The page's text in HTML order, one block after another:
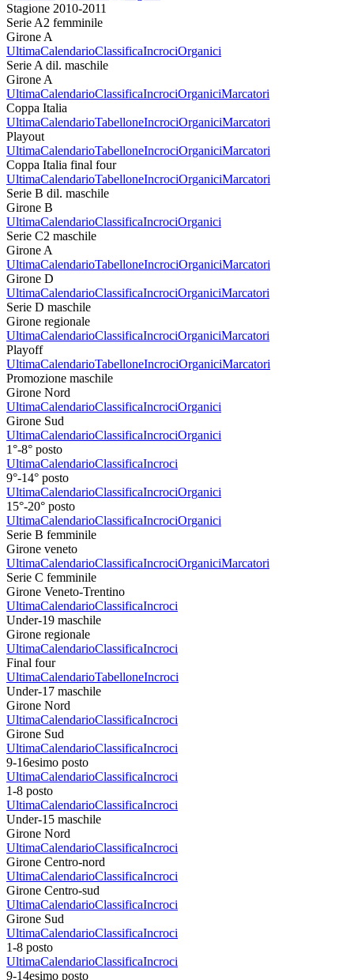
Stagione 2010-2011
Serie A2 femminile
Girone A
UltimaCalendarioClassificaIncrociOrganici
Serie A dil. maschile
Girone A
UltimaCalendarioClassificaIncrociOrganiciMarcatori
Coppa Italia
UltimaCalendarioTabelloneIncrociOrganiciMarcatori
Playout
UltimaCalendarioTabelloneIncrociOrganiciMarcatori
Coppa Italia final four
UltimaCalendarioTabelloneIncrociOrganiciMarcatori
Serie B dil. maschile
Girone B
UltimaCalendarioClassificaIncrociOrganici
Serie C2 maschile
Girone A
UltimaCalendarioTabelloneIncrociOrganiciMarcatori
Girone D
UltimaCalendarioClassificaIncrociOrganiciMarcatori
Serie D maschile
Girone regionale
UltimaCalendarioClassificaIncrociOrganiciMarcatori
Playoff
UltimaCalendarioTabelloneIncrociOrganiciMarcatori
Promozione maschile
Girone Nord
UltimaCalendarioClassificaIncrociOrganici
Girone Sud
UltimaCalendarioClassificaIncrociOrganici
1°-8° posto
UltimaCalendarioClassificaIncroci
9°-14° posto
UltimaCalendarioClassificaIncrociOrganici
15°-20° posto
UltimaCalendarioClassificaIncrociOrganici
Serie B femminile
Girone veneto
UltimaCalendarioClassificaIncrociOrganiciMarcatori
Serie C femminile
Girone Veneto-Trentino
UltimaCalendarioClassificaIncroci
Under-19 maschile
Girone regionale
UltimaCalendarioClassificaIncroci
Final four
UltimaCalendarioTabelloneIncroci
Under-17 maschile
Girone Nord
UltimaCalendarioClassificaIncroci
Girone Sud
UltimaCalendarioClassificaIncroci
9-16esimo posto
UltimaCalendarioClassificaIncroci
1-8 posto
UltimaCalendarioClassificaIncroci
Under-15 maschile
Girone Nord
UltimaCalendarioClassificaIncroci
Girone Centro-nord
UltimaCalendarioClassificaIncroci
Girone Centro-sud
UltimaCalendarioClassificaIncroci
Girone Sud
UltimaCalendarioClassificaIncroci
1-8 posto
UltimaCalendarioClassificaIncroci
9-14esimo posto